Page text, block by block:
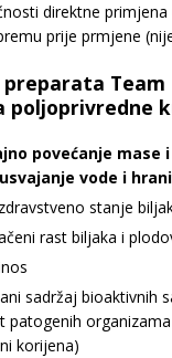
direktne
prije prmjene
preparata
poljoprivredne
povećanje mase
vode i
stanje
rast biljaka i
sadržaj bioaktivnih
patogenih
korijena)